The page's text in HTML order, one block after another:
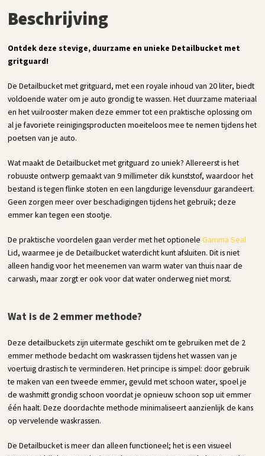
Beschrijving
Ontdek deze stevige, duurzame en unieke Detailbucket met
gritguard!
De Detailbucket met gritguard, met een royale inhoud van 20 liter, biedt
voldoende water om je auto grondig te wassen. Het duurzame materiaal
en het vuilrooster maken deze emmer tot een praktische oplossing om
al je favoriete reinigingsproducten moeiteloos mee te nemen tijdens het
poetsen van je auto.
Wat maakt de Detailbucket met gritguard zo uniek? Allereerst is het
robuuste ontwerp gemaakt van 9 millimeter dik kunststof, waardoor het
bestand is tegen flinke stoten en een langdurige levensduur garandeert.
Geen zorgen meer over beschadigingen tijdens het gebruik; deze
emmer kan tegen een stootje.
De praktische voordelen gaan verder met het optioneleGamma Seal
Lid, waarmee je de Detailbucket waterdicht kunt afsluiten. Dit is niet
alleen handig voor het meenemen van warm water van thuis naar de
carwash, maar zorgt er ook voor dat water onderweg niet morst.
Wat is de 2 emmer methode?
Deze detailbuckets zijn uitermate geschikt om te gebruiken met de 2
emmer methode bedacht om waskrassen tijdens het wassen van je
voertuig drastisch te verminderen. Het principe is simpel: door gebruik
te maken van een tweede emmer, gevuld met schoon water, spoel je
de washmitt grondig schoon voordat je opnieuw schoon sop uit emmer
één haalt. Deze doordachte methode minimaliseert aanzienlijk de kans
op vervelende waskrassen.
De Detailbucket is meer dan alleen functioneel; het is een visueel